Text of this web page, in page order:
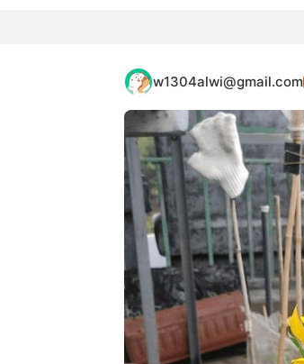
w1304alwi@gmail.com